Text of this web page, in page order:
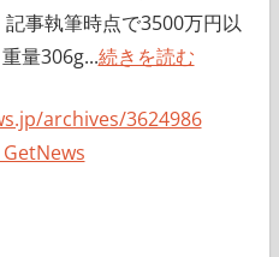
事執筆時点で3500万円以
量306g...続きを読む
archives/3624986